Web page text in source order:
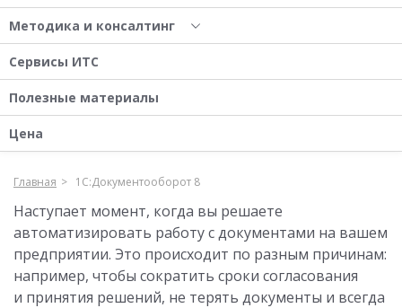
Методика и консалтинг
Сервисы ИТС
Полезные материалы
Цена
Главная 1С:Документооборот 8
Наступает момент, когда вы решаете
автоматизировать работу с документами на вашем
предприятии. Это происходит по разным причинам:
например, чтобы сократить сроки согласования
и принятия решений, не терять документы и всегда